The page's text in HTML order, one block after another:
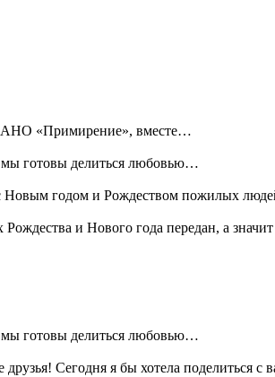
АНО «Примирение», вместе…
мы готовы делиться любовью…
Новым годом и Рождеством пожилых
Рождества и Нового года передан, а
мы готовы делиться любовью…
Сегодня я бы хотела поделиться с